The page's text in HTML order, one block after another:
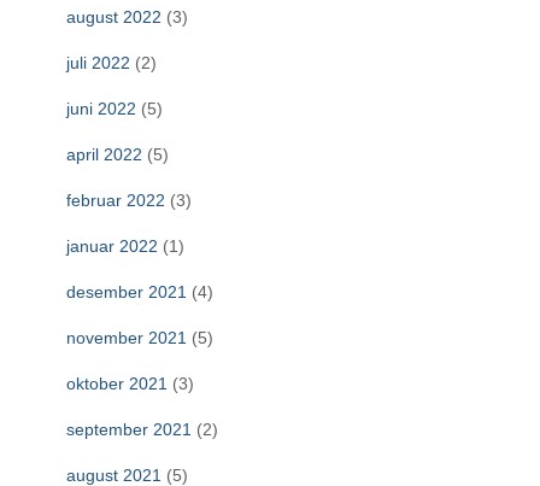
august 2022 (3)
juli 2022 (2)
juni 2022 (5)
april 2022 (5)
februar 2022 (3)
januar 2022 (1)
desember 2021 (4)
november 2021 (5)
oktober 2021 (3)
september 2021 (2)
august 2021 (5)